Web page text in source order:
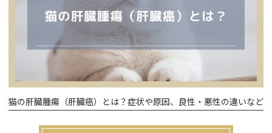
猫の肝臓腫瘍（肝臓癌）とは？症状や原因、良性・悪性の違いなど